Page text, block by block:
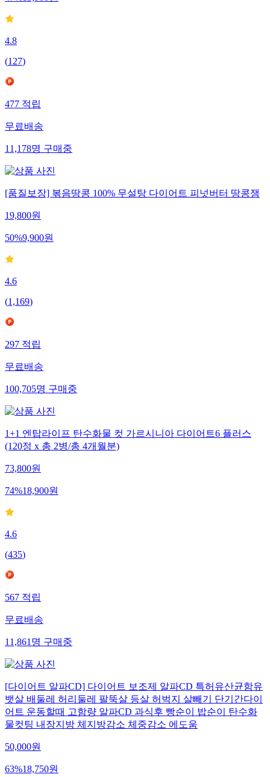
4.8
(127)
477적립
무료배송
11,178명구매중
[품질보장] 볶음땅콩 100% 무설탕 다이어트 피넛버터 땅콩잼
19,800원
50%9,900원
4.6
(1,169)
297적립
무료배송
100,705명구매중
1+1 엔탑라이프 탄수화물 컷 가르시니아 다이어트6 플러스
(120정 x 총 2병/총 4개월분)
73,800원
74%18,900원
4.6
(435)
567적립
무료배송
11,861명구매중
[다이어트 알파CD] 다이어트 보조제 알파CD 특허유산균함유
뱃살 배둘레 허리둘레 팔뚝살 등살 허벅지 살빼기 단기간다이
어트 운동할때 고함량 알파CD 과식후 빵순이 밥순이 탄수화
물컷팅 내장지방 체지방감소 체중감소 에도움
50,000원
63%18,750원